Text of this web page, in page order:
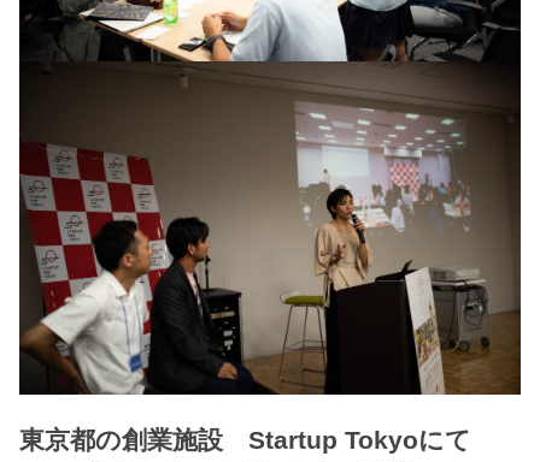
東京都の創業施設 Startup Tokyoにて